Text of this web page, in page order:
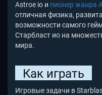
Astroe io и пионер жанра
отличная физика,
возможности самого
Старбласт ио на
мира.
Как играть
Игровые задачи в